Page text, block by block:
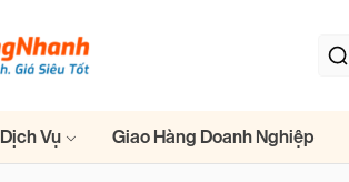
Dịch Vụ Giao Hàng Doanh Nghiệp